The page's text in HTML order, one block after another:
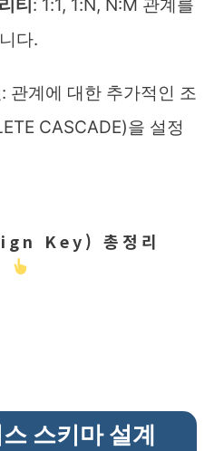
티 : 1:1, 1:N, N:M 관계를
다.
: 관계에 대한 추가적인 조
CASCADE)을 설정
Key) 총정리
스키마 설계